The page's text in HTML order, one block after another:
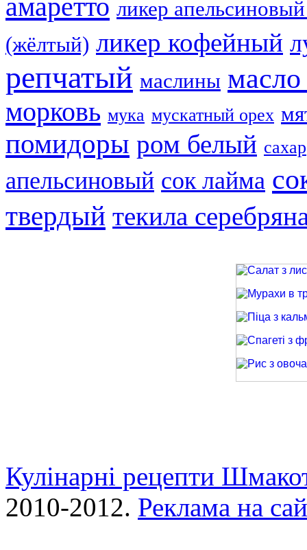
амаретто ликер
(жёлтый) ликер кофейный
репчатый маслины масло
морковь мука мускатный орех
помидоры ром белый сахар
апельсиновый сок лайма
твердый текила
Кулінарні рецепти
2010-2012. Реклама на